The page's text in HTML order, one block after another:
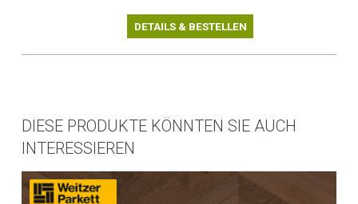
DETAILS & BESTELLEN
DIESE PRODUKTE KÖNNTEN SIE AUCH
INTERESSIEREN